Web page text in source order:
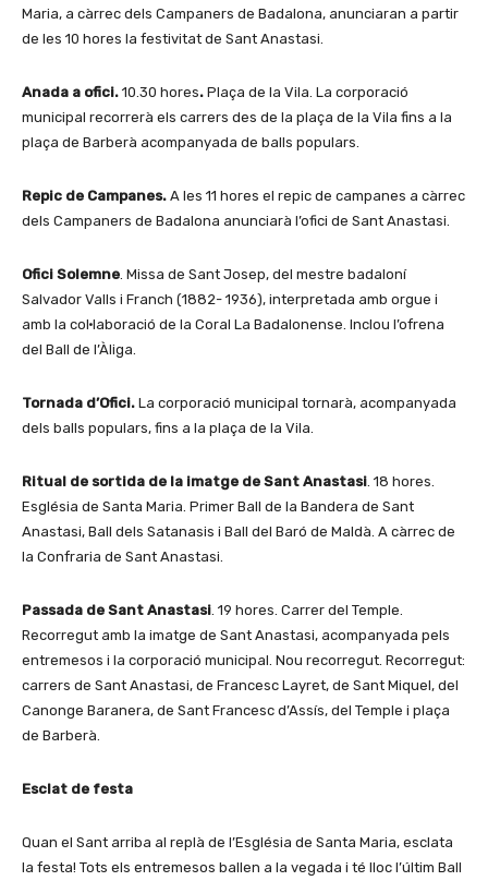
Maria, a càrrec dels Campaners de Badalona, anunciaran a partir
de les 10 hores la festivitat de Sant Anastasi.
Anada a ofici. 10.30 hores. Plaça de la Vila. La corporació
municipal recorrerà els carrers des de la plaça de la Vila fins a la
plaça de Barberà acompanyada de balls populars.
Repic de Campanes. A les 11 hores el repic de campanes a càrrec
dels Campaners de Badalona anunciarà l’ofici de Sant Anastasi.
Ofici Solemne. Missa de Sant Josep, del mestre badaloní
Salvador Valls i Franch (1882- 1936), interpretada amb orgue i
amb la col·laboració de la Coral La Badalonense. Inclou l’ofrena
del Ball de l’Àliga.
Tornada d’Ofici. La corporació municipal tornarà, acompanyada
dels balls populars, fins a la plaça de la Vila.
Ritual de sortida de la imatge de Sant Anastasi. 18 hores.
Església de Santa Maria. Primer Ball de la Bandera de Sant
Anastasi, Ball dels Satanasis i Ball del Baró de Maldà. A càrrec de
la Confraria de Sant Anastasi.
Passada de Sant Anastasi. 19 hores. Carrer del Temple.
Recorregut amb la imatge de Sant Anastasi, acompanyada pels
entremesos i la corporació municipal. Nou recorregut. Recorregut:
carrers de Sant Anastasi, de Francesc Layret, de Sant Miquel, del
Canonge Baranera, de Sant Francesc d’Assís, del Temple i plaça
de Barberà.
Esclat de festa
Quan el Sant arriba al replà de l’Església de Santa Maria, esclata
la festa! Tots els entremesos ballen a la vegada i té lloc l’últim Ball